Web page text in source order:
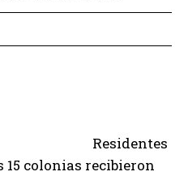
Residentes
15 colonias recibieron